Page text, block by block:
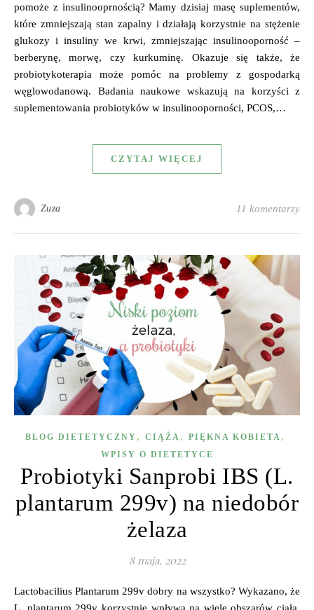
pomoże z insulinooprnością? Mamy dzisiaj masę suplementów,
które zmniejszają stan zapalny i działają korzystnie na stężenie
glukozy i insuliny we krwi, zmniejszając insulinooporność –
berberynę, morwę, czy kurkuminę. Okazuje się także, że
probiotykoterapia może pomóc na problemy z gospodarką
węglowodanową. Badania naukowe wskazują na korzyści z
suplementowania probiotyków w insulinooporności, PCOS,…
CZYTAJ WIĘCEJ
Zuza 11 komentarzy
BLOG DIETETYCZNY , CIĄŻA , PIĘKNA KOBIETA ,
WPISY O DIETETYCE
Probiotyki Sanprobi IBS (L.
plantarum 299v) na niedobór
żelaza
8 maja, 2022
Lactobacilius Plantarum 299v dobry na wszystko? Wykazano, że